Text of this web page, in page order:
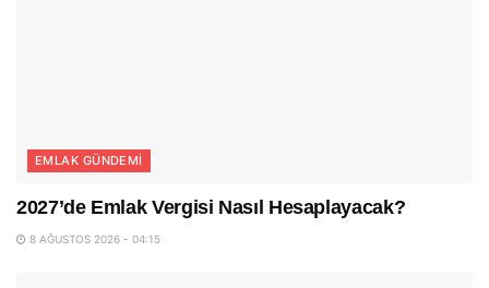
EMLAK GÜNDEMI
2027’de Emlak Vergisi Nasıl Hesaplayacak?
8 AĞUSTOS 2026 - 04:15